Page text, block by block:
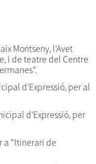
Montseny, l'Avet
i de teatre del Centre
d'Expressió, per al
d'Expressió, per
a “Itinerari de